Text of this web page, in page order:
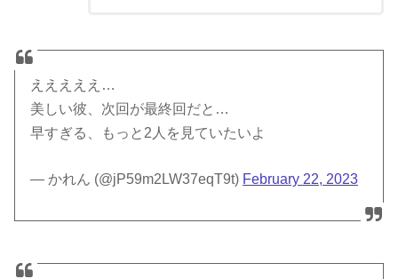
えええええ…
美しい彼、次回が最終回だと…
早すぎる、もっと2人を見ていたいよ
— かれん (@jP59m2LW37eqT9t) February 22, 2023